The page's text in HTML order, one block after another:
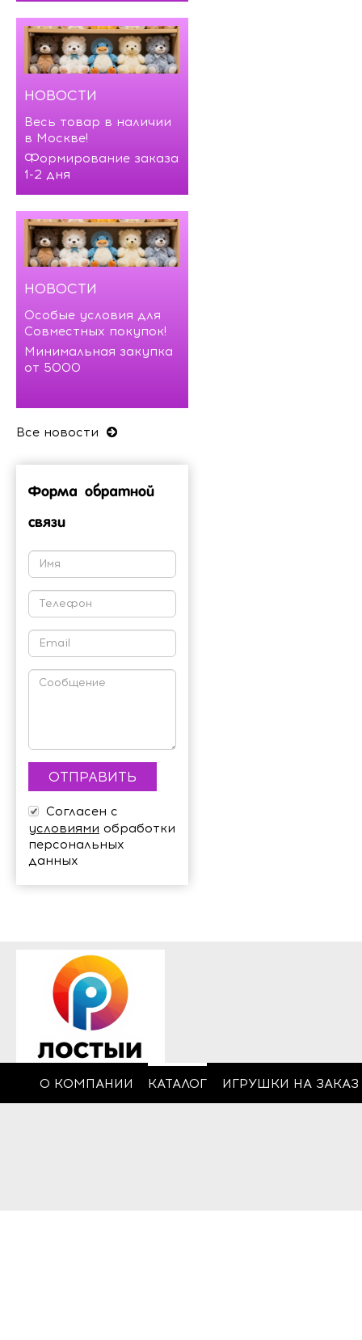
НОВОСТИ
Весь товар в наличии
в Москве!
Формирование заказа
1-2 дня
НОВОСТИ
Особые условия для
Совместных покупок!
Минимальная закупка
от 5000
Все новости
Форма обратной
связи
Согласен с
условиями обработки
персональных
данных
О КОМПАНИИ КАТАЛОГ ИГРУШКИ НА ЗАКАЗ